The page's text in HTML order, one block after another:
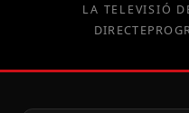
LA TELEVISIÓ
DIRECTE